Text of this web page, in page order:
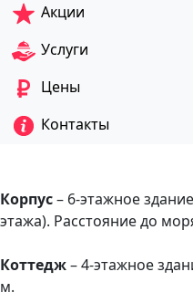
Акции
Услуги
Цены
Контакты
Корпус– 6-этажное
этажа). Расстояние до
Коттедж– 4-этажное
м.